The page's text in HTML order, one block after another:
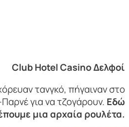
Club Hotel Casino Δελφοί
τανγκό, πήγαιναν στο
για να τζογάρουν. Εδώ
μια αρχαία ρουλέτα.